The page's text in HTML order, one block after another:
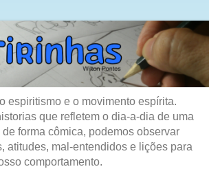
espiritismo e o movimento espírita.
que refletem o dia-a-dia de uma
forma cômica, podemos observar
atitudes, mal-entendidos e lições para
comportamento.